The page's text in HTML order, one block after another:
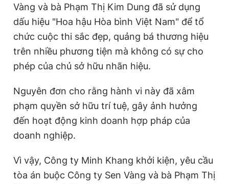
Vàng và bà Phạm Thị Kim Dung đã sử dụng
dấu hiệu "Hoa hậu Hòa bình Việt Nam" để tổ
chức cuộc thi sắc đẹp, quảng bá thương hiệu
trên nhiều phương tiện mà không có sự cho
phép của chủ sở hữu nhãn hiệu.
Nguyên đơn cho rằng hành vi này đã xâm
phạm quyền sở hữu trí tuệ, gây ảnh hưởng
đến hoạt động kinh doanh hợp pháp của
doanh nghiệp.
Vì vậy, Công ty Minh Khang khởi kiện, yêu cầu
tòa án buộc Công ty Sen Vàng và bà Phạm Thị